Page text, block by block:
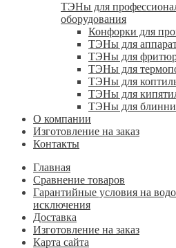
ТЭНы для
оборудования
Конфорки для
ТЭНы для
ТЭНы для
ТЭНы для
ТЭНы для
ТЭНы для
ТЭНы для
О компании
Изготовление на заказ
Контакты
Главная
Cравнение товаров
Гарантийные условия на
исключения
Доставка
Изготовление на заказ
Карта сайта